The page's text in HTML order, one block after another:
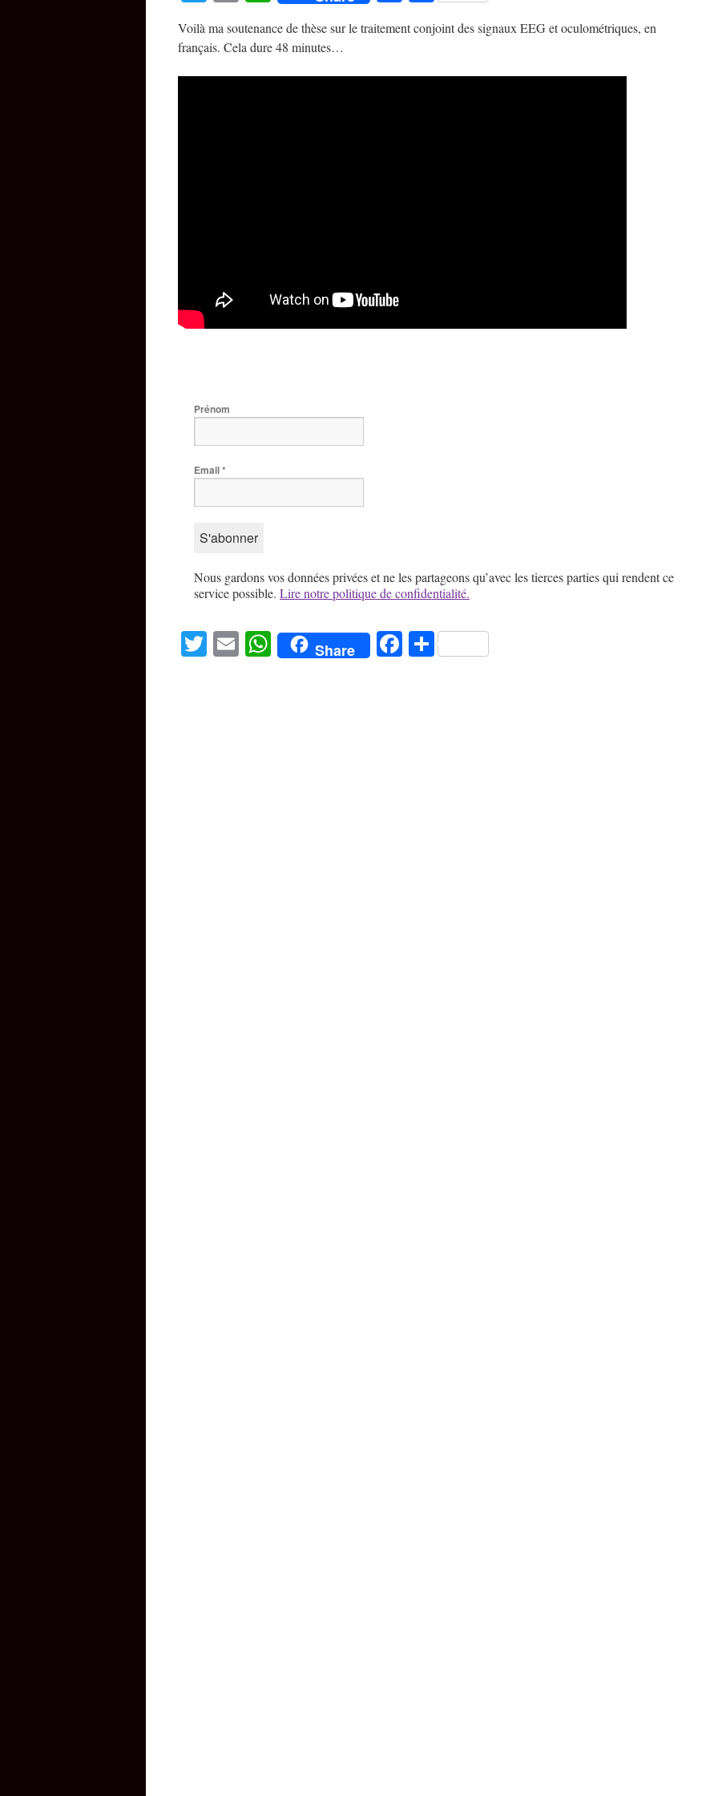
Voilà ma soutenance de thèse sur le traitement conjoint des signaux EEG et oculométriques, en
français. Cela dure 48 minutes…
Prénom
Email*
Nous gardons vos données privées et ne les partageons qu’avec les tierces parties qui rendent ce
service possible. Lire notre politique de confidentialité.
Twitter
EmailWhatsApp
Share Facebook
Partager